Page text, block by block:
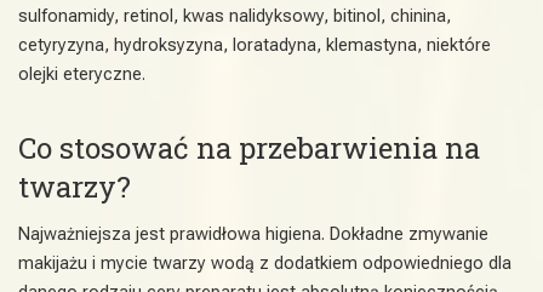
sulfonamidy, retinol, kwas nalidyksowy, bitinol, chinina,
cetyryzyna, hydroksyzyna, loratadyna, klemastyna, niektóre
olejki eteryczne.
Co stosować na przebarwienia na
twarzy?
Najważniejsza jest prawidłowa higiena. Dokładne zmywanie
makijażu i mycie twarzy wodą z dodatkiem odpowiedniego dla